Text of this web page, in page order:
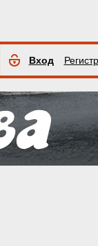
Вход
поиск